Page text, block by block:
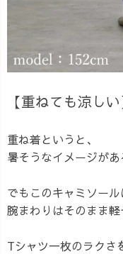
【重ねても涼しい
重ね着というと、
暑そうなイメージがあ
でもこのキャミソール
腕まわりはそのまま軽
Tシャツ一枚のラクさ